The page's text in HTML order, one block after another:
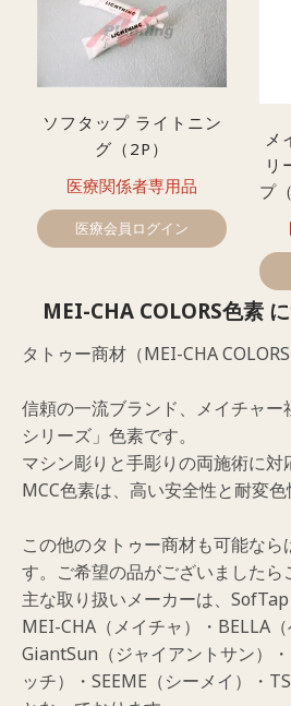
ソフタップ ライトニン
グ（2P）
医療関係者専用品
医療会員ログイン
メ
リ
プ
MEI-CHA COLORS色素
タトゥー商材（MEI-CHA COLORS
信頼の一流ブランド、メイチャー
シリーズ」色素です。
マシン彫りと手彫りの両施術に対
MCC色素は、高い安全性と耐変色
この他のタトゥー商材も可能なら
す。ご希望の品がございましたら
主な取り扱いメーカーは、
MEI-CHA（メイチャ）・BELLA（
GiantSun（ジャイアントサン）
ッチ）・SEEME（シーメイ）・